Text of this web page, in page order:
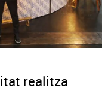
realitza